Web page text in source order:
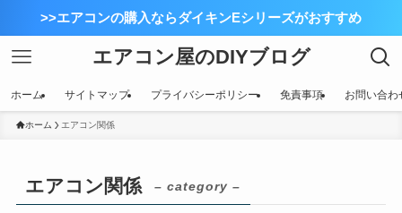
>>エアコンの購入ならダイキンEシリーズがおすすめ
エアコン屋のDIYブログ
ホーム サイトマップ プライバシーポリシー 免責事項 お問い合わ
ホーム エアコン関係
エアコン関係 – category –